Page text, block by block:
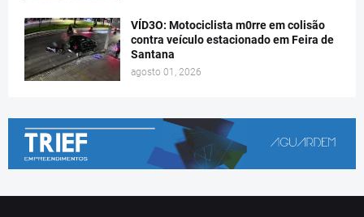
VÍD3O: Motociclista m0rre em colisão
contra veículo estacionado em Feira de
Santana
agosto 01, 2026